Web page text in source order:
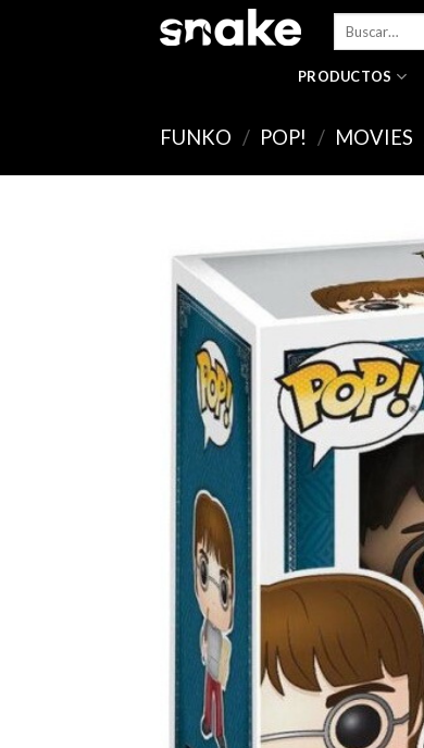
Buscar
PRODUCTOS
FUNKO / POP! / MOVIES